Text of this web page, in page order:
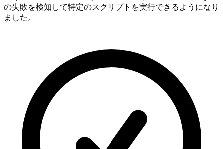
の失敗を検知して特定のスクリプトを実行できるようになり
ました。